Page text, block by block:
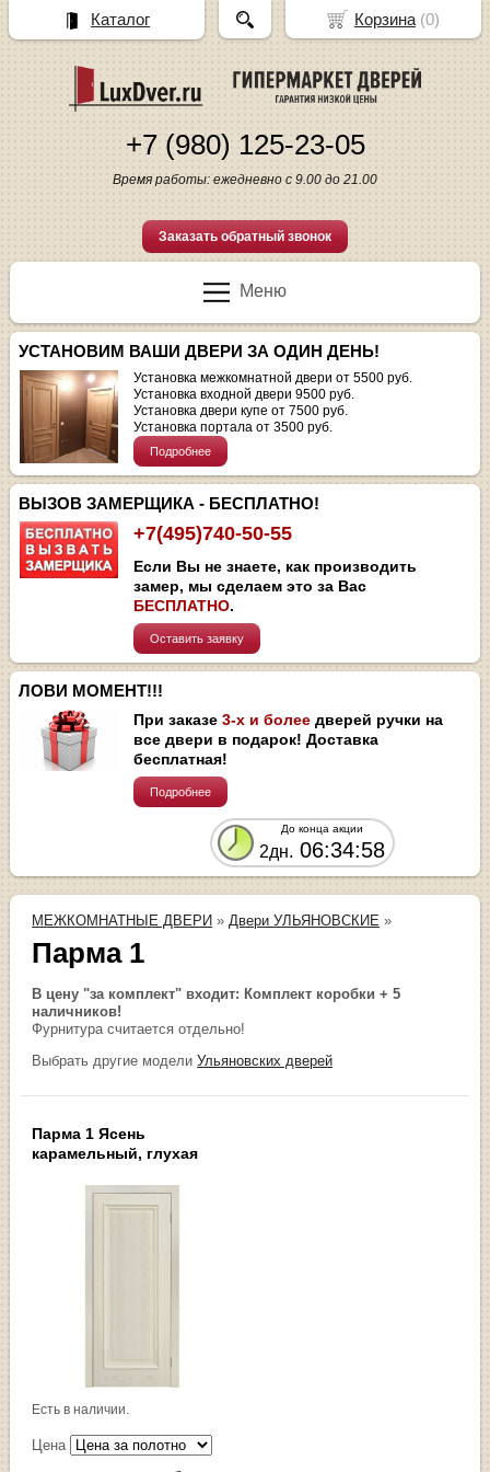
+7 (980) 125-23-05
Время работы: ежедневно с 9.00 до 21.00
Заказать обратный звонок
Меню
УСТАНОВИМ ВАШИ ДВЕРИ ЗА ОДИН ДЕНЬ!
Установка межкомнатной двери от 5500 руб.
Установка входной двери 9500 руб.
Установка двери купе от 7500 руб.
Установка портала от 3500 руб.
Подробнее
ВЫЗОВ ЗАМЕРЩИКА - БЕСПЛАТНО!
+7(495)740-50-55
Если Вы не знаете, как производить
замер, мы сделаем это за Вас
БЕСПЛАТНО.
Оставить заявку
ЛОВИ МОМЕНТ!!!
При заказе3-х и более дверей ручки на
все двери в подарок! Доставка
бесплатная!
Подробнее
До конца акции
2дн. 06:34:58
МЕЖКОМНАТНЫЕ ДВЕРИ » Двери УЛЬЯНОВСКИЕ »
Парма 1
В цену "за комплект" входит: Комплект коробки + 5
наличников!
Фурнитура считается отдельно!
Выбрать другие моделиУльяновских дверей
Парма 1 Ясень
карамельный, глухая
Есть в наличии.
Цена
Корзина(0)
Каталог